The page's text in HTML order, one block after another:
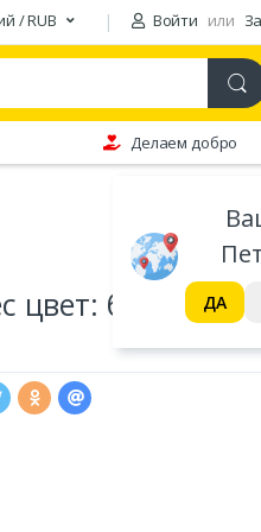
/ RUB Войти или
ДА
Делаем добро
цвет: бело-